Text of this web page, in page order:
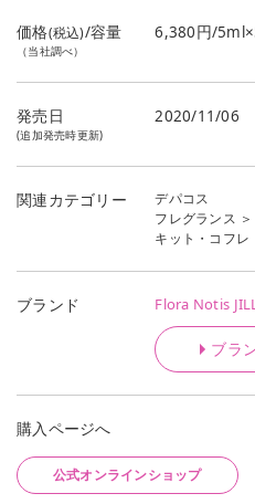
価格(税込)/容量
（当社調べ）
6,380円/
発売日
(追加発売時更新)
2020/11/06
関連カテゴリー
デパコス
フレグランス ＞
キット・コフレ
ブランド Flora Notis
ブラ
購入ページへ
公式オンラインショップ